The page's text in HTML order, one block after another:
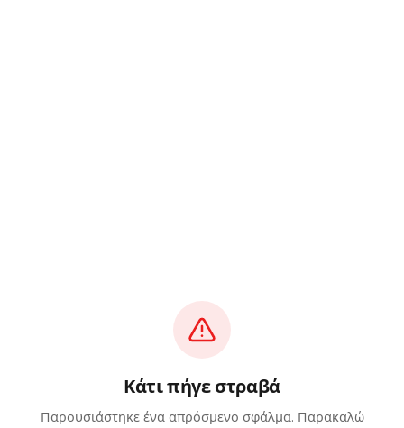
Κάτι πήγε στραβά
Παρουσιάστηκε ένα απρόσμενο σφάλμα. Παρακαλώ